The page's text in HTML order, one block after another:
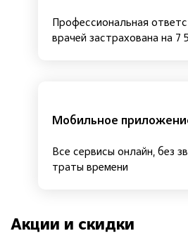
Профессиональная
врачей застрахована на 7
Мобильное
Все сервисы онлайн, без
траты времени
Акции и скидки